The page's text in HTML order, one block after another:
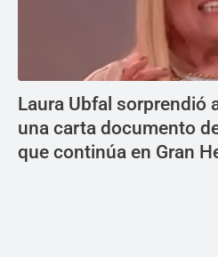
Laura Ubfal sorprendió
una carta documento
que continúa en Gran